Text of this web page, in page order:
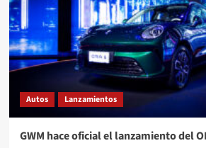
Autograph
2027
en
México
Autos Lanzamientos
GWM hace oficial el lanzamiento del